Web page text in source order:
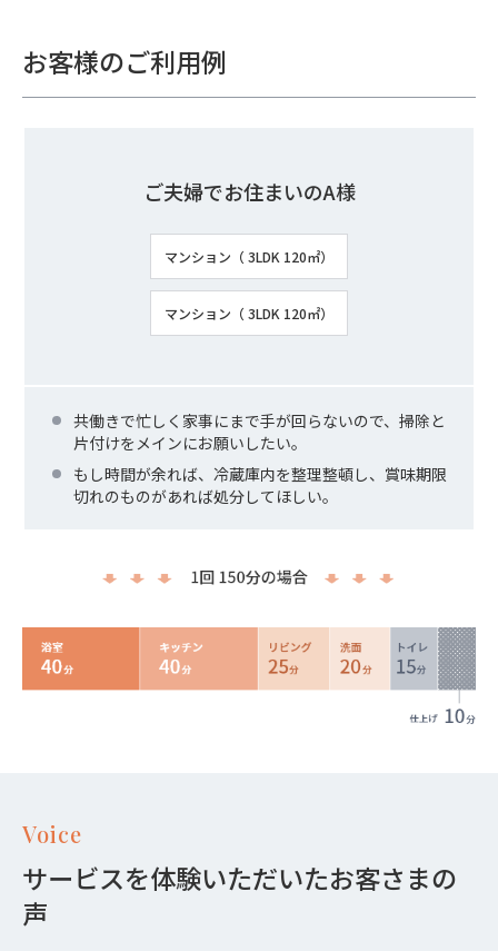
お客様のご利用例
ご夫婦でお住まいのA様
マンション（ 3LDK 120㎡）
マンション（ 3LDK 120㎡）
共働きで忙しく家事にまで手が回らないので、掃除と
片付けをメインにお願いしたい。
もし時間が余れば、冷蔵庫内を整理整頓し、賞味期限
切れのものがあれば処分してほしい。
Voice
サービスを体験いただいたお客さまの
声